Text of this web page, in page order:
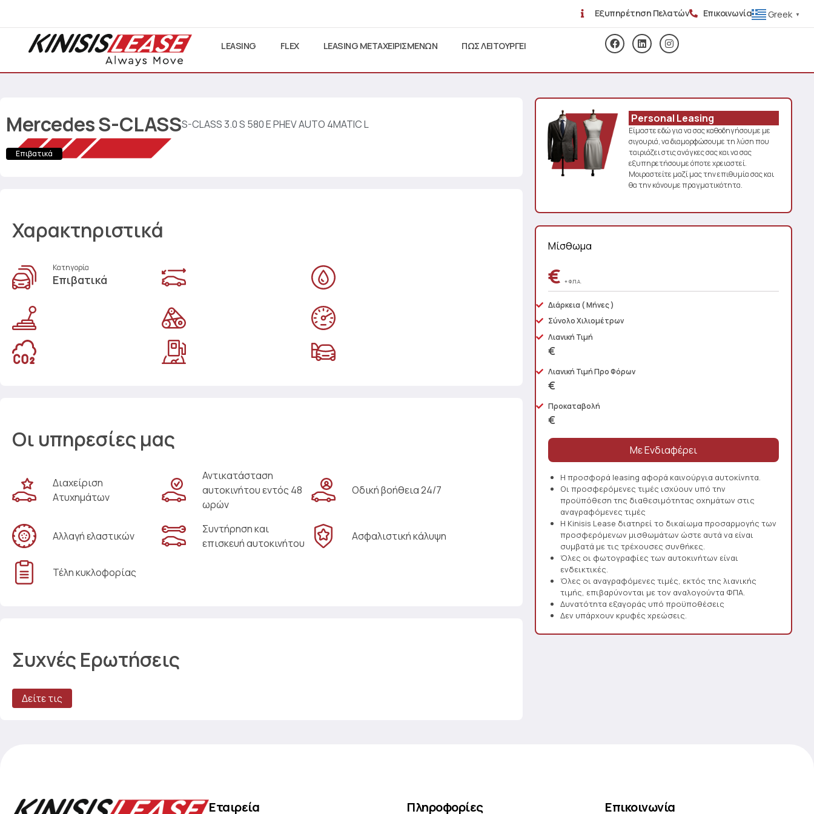
Εξυπηρέτηση Πελατών Επικοινωνία Greek ▼
LEASING FLEX LEASING ΜΕΤΑΧΕΙΡΙΣΜΕΝΩΝ ΠΩΣ ΛΕΙΤΟΥΡΓΕΙ
MercedesS-CLASSS-CLASS 3.0 S 580 E PHEV AUTO 4MATIC L
Επιβατικά
Χαρακτηριστικά
Κατηγορία
Επιβατικά
Οι υπηρεσίες μας
Διαχείριση
Ατυχημάτων
Αντικατάσταση
αυτοκινήτου εντός 48
ωρών
Οδική βοήθεια 24/7
Αλλαγή ελαστικών
Συντήρηση και
επισκευή αυτοκινήτου
Ασφαλιστική κάλυψη
Τέλη κυκλοφορίας
Συχνές Ερωτήσεις
Δείτε τις
Personal Leasing
Είμαστε εδώ για να σας καθοδηγήσουμε με
σιγουριά, να διαμορφώσουμε τη λύση που
ταιριάζει στις ανάγκες σας και να σας
εξυπηρετήσουμε όποτε χρειαστεί.
Μοιραστείτε μαζί μας την επιθυμία σας και
θα την κάνουμε πραγματικότητα.
Μίσθωμα
€+ Φ.Π.Α.
Διάρκεια ( Μήνες )
Σύνολο Χιλιομέτρων
Λιανική Τιμή
€
Λιανική Τιμή Προ Φόρων
€
Προκαταβολή
€
Η προσφορά leasing αφορά καινούργια αυτοκίνητα.
Οι προσφερόμενες τιμές ισχύουν υπό την
προϋπόθεση της διαθεσιμότητας οχημάτων στις
αναγραφόμενες τιμές
Η Kinisis Lease διατηρεί το δικαίωμα προσαρμογής των
προσφερόμενων μισθωμάτων ώστε αυτά να είναι
συμβατά με τις τρέχουσες συνθήκες.
Όλες οι φωτογραφίες των αυτοκινήτων είναι
ενδεικτικές.
Όλες οι αναγραφόμενες τιμές, εκτός της λιανικής
τιμής, επιβαρύνονται με τον αναλογούντα ΦΠΑ.
Δυνατότητα εξαγοράς υπό προϋποθέσεις
Δεν υπάρχουν κρυφές χρεώσεις.
Εταιρεία Πληροφορίες Επικοινωνία